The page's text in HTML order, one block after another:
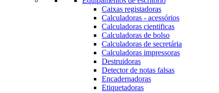
Caixas registadoras
Calculadoras - acessórios
Calculadoras cientificas
Calculadoras de bolso
Calculadoras de secretária
Calculadoras impressoras
Destruidoras
Detector de notas falsas
Encadernadoras
Etiquetadoras